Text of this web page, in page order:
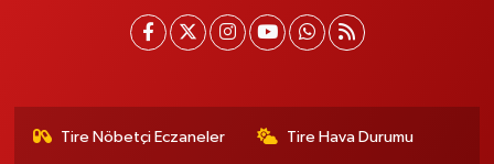
Tire Nöbetçi Eczaneler Tire Hava Durumu